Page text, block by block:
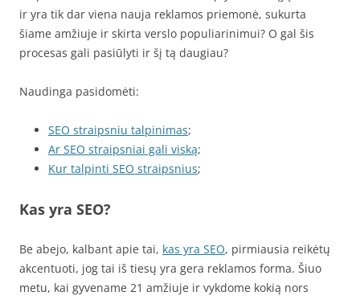
ir yra tik dar viena nauja reklamos priemonė, sukurta
šiame amžiuje ir skirta verslo populiarinimui? O gal šis
procesas gali pasiūlyti ir šį tą daugiau?
Naudinga pasidomėti:
SEO straipsniu talpinimas;
Ar SEO straipsniai gali viską;
Kur talpinti SEO straipsnius;
Kas yra SEO?
Be abejo, kalbant apie tai, kas yra SEO, pirmiausia reikėtų
akcentuoti, jog tai iš tiesų yra gera reklamos forma. Šiuo
metu, kai gyvename 21 amžiuje ir vykdome kokią nors